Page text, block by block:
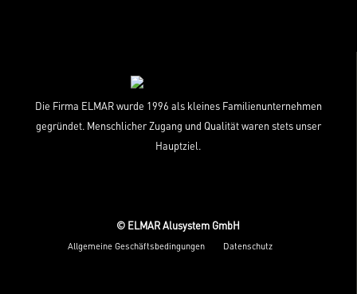
Die Firma ELMAR wurde 1996 als kleines Familienunternehmen
gegründet. Menschlicher Zugang und Qualität waren stets unser
Hauptziel.
© ELMAR Alusystem GmbH
Allgemeine Geschäftsbedingungen Datenschutz